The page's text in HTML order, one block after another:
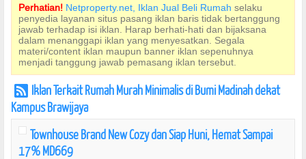
Perhatian! Netproperty.net, Iklan Jual Beli Rumah selaku
penyedia layanan situs pasang iklan baris tidak bertanggung
jawab terhadap isi iklan. Harap berhati-hati dan bijaksana
dalam menanggapi iklan yang menyesatkan. Segala
materi/content iklan maupun banner iklan sepenuhnya
menjadi tanggung jawab pemasang iklan tersebut.
r Iklan Terkait Rumah Murah Minimalis di Bumi Madinah dekat
Kampus Brawijaya
Townhouse Brand New Cozy dan Siap Huni, Hemat Sampai
17% MD669